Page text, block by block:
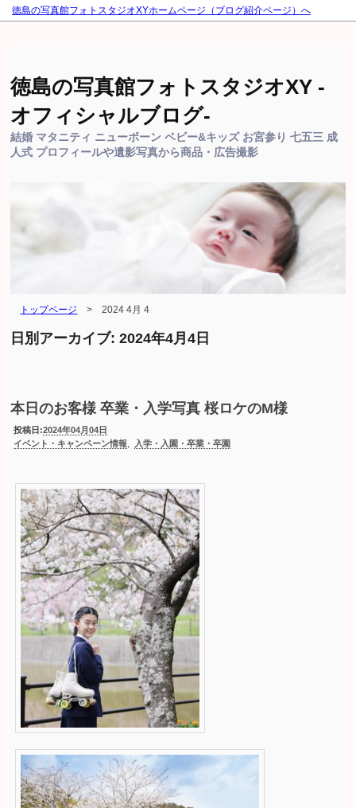
徳島の写真館フォトスタジオXYホームページ（ブログ紹介ページ）へ
徳島の写真館フォトスタジオXY -
オフィシャルブログ-
結婚 マタニティ ニューボーン ベビー&キッズ お宮参り 七五三 成
人式 プロフィールや遺影写真から商品・広告撮影
トップページ > 2024 4月 4
日別アーカイブ:2024年4月4日
本日のお客様 卒業・入学写真 桜ロケのM様
投稿日:2024年04月04日
イベント・キャンペーン情報, 入学・入園・卒業・卒園